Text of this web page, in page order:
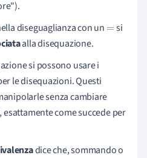
diseguaglianza con un = si
alla disequazione.
si possono usare i
le disequazioni. Questi
senza cambiare
come succede per
dice che, sommando o